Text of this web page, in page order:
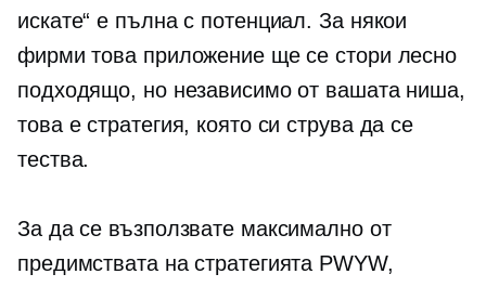
искате“ е пълна с потенциал. За някои
фирми това приложение ще се стори лесно
подходящо, но независимо от вашата ниша,
това е стратегия, която си струва да се
тества.
За да се възползвате максимално от
предимствата на стратегията PWYW,